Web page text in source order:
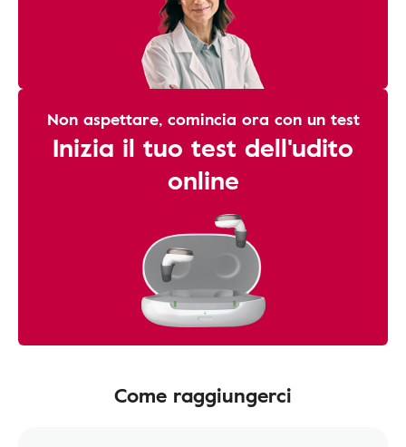
Non aspettare, comincia ora con un test
Inizia il tuo test dell'udito
online
Come raggiungerci